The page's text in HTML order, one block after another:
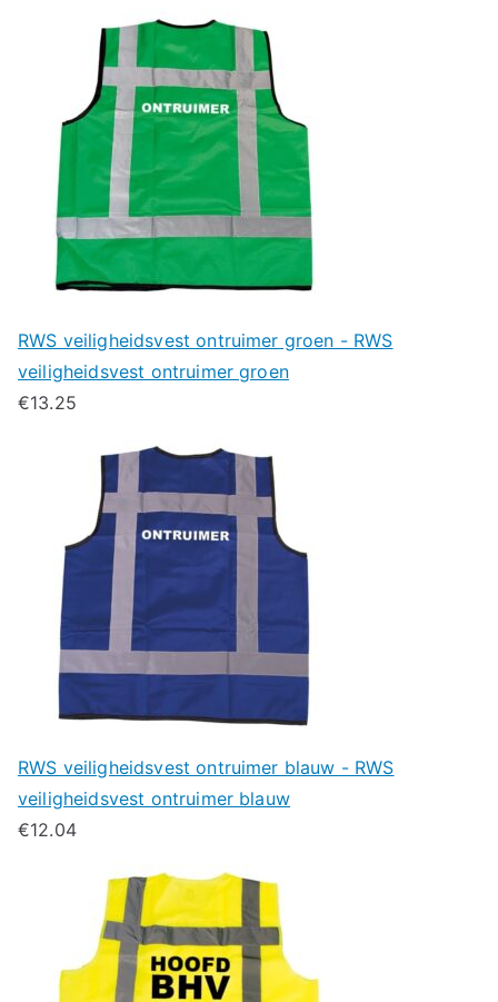
RWS veiligheidsvest ontruimer groen - RWS
veiligheidsvest ontruimer groen
€13.25
RWS veiligheidsvest ontruimer blauw - RWS
veiligheidsvest ontruimer blauw
€12.04